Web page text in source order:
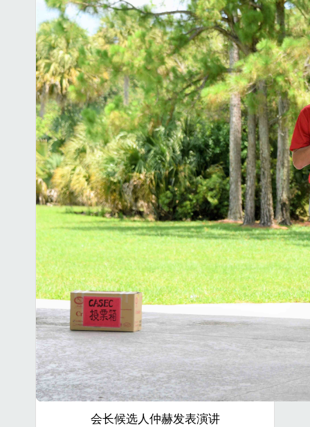
会长候选人仲赫发表演讲